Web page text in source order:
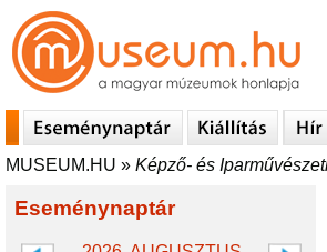
MUSEUM.HU » Képző- és
Eseménynaptár